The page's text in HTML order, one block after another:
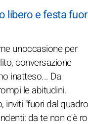
libero e festa
un'occasione per
conversazione
inatteso... Da
le abitudini.
inviti "fuori dal
da te non c'è